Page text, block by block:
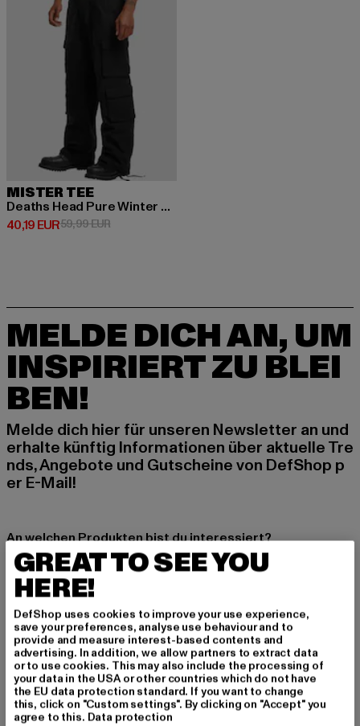
MISTER TEE
Deaths Head Pure Winter Trouser
40,19 EUR
Derzeitiger Preis: 40,19 EUR
59,99 EURAktionspreis: 59,99 EUR
MELDE DICH AN, UM
INSPIRIERT ZU BLEI
BEN!
Melde dich hier für unseren Newsletter an und
erhalte künftig Informationen über aktuelle Tre
nds, Angebote und Gutscheine von DefShop p
er E-Mail!
An welchen Produkten bist du interessiert?
MÄNNER
FRAUEN
E-MAIL
ANMELDEN
Informationen dazu, wie DefShop mit Deinen Daten umgeht, findest Du
in unserer Datenschutzerklärung. Du kannst Dich jederzeit kostenfei
abmelden.Datenschutzerklärung lesen.
GREAT TO SEE YOU
HERE!
DefShop uses cookies to improve your use experience,
save your preferences, analyse use behaviour and to
provide and measure interest-based contents and
advertising. In addition, we allow partners to extract data
or to use cookies. This may also include the processing of
your data in the USA or other countries which do not have
the EU data protection standard. If you want to change
this, click on "Custom settings". By clicking on "Accept" you
agree to this. Data protection